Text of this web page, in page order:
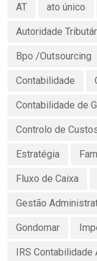
AT ato único
Autoridade
Bpo /Outsourcing
Contabilidade
Contabilidade de
Controlo de
Estratégia
Fluxo de Caixa
Gestão
Gondomar
IRS Contabilidade